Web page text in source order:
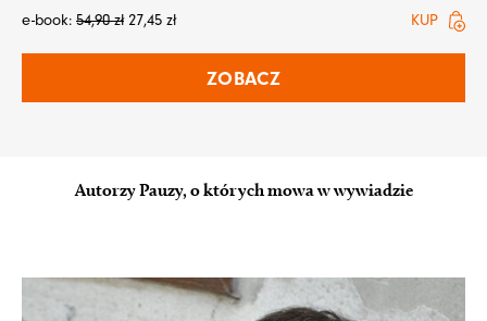
e-book: 54,90zł 27,45 zł KUP
ZOBACZ
Autorzy Pauzy, o których mowa w wywiadzie